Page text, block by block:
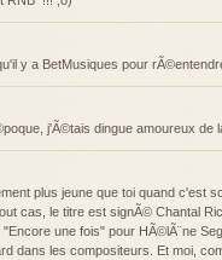
y a BetMusiques pour
j'Ã©tais dingue amoureux de
plus jeune que toi quand c'est
cas, le titre est signÃ© Chantal
une fois" pour HÃ©lÃ¨ne
dans les compositeurs. Et moi,